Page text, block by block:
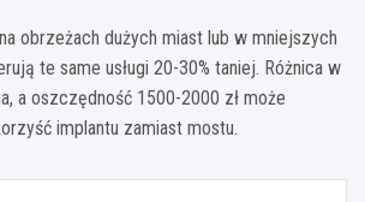
obrzeżach dużych miast lub w mniejszych
te same usługi 20-30% taniej. Różnica w
a oszczędność 1500-2000 zł może
implantu zamiast mostu.